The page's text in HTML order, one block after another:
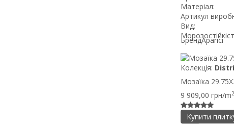
Матеріал:
Артикул
Вид:
БрендAparici
Колекція:
Мозаїка
9 909,00 грн/m2
Купити